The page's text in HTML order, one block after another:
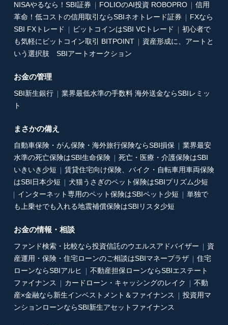
NISAやるなら！SBI証券 FOLIOのAI投資 ROBOPRO
信用
革命！低コストの信用取引ならSBIネオトレード証券
FXなら
SBI FXトレード
ビットコインはSBI VCトレード
初心者で
も気軽にビットコイン取引 BITPOINT
資産形成に、アートと
いう選択肢 SBIアートオークション
お金の管理
SBI新生銀行
業界最低水準の手数料 海外送金ならSBIレミッ
ト
まさかの備え
自動車保険・がん保険・海外旅行保険ならSBI損保
業界最安
水準の死亡保険はSBI生命保険
死亡・医療・介護保険はSBI
いきいき少短
賃貸住宅向け保険、バイク・自転車用車両保険
はSBI日本少短
犬猫うさぎのペット保険はSBIプリズム少短
インターネット専用のペット保険はSBIペット少短
単独で
も上乗せでも入れる地震補償保険はSBIリスタ少短
お金の情報・相談
ファンド検索・比較なら投資信託のウエルスアドバイザー
資
産運用・保険・住宅ローンのご相談はSBIマネープラザ
住宅
ローンならSBIアルヒ
不動産担保ローンならSBIエステート
ファイナンス
カードローン・キャッシングのレイク
不動
産×金融なら新生インベストメント＆ファイナンス
投資用マ
ンションローンならSBI新生アセットファイナンス